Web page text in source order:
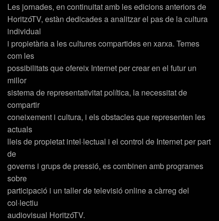
Les jornades, en continuitat amb les edicions anteriors de
HoritzóTV, estàn dedicades a analitzar el pas de la cultura
individual
i propietària a les cultures compartides en xarxa. Temes
com les
possibilitats que ofereix Internet per crear en el futur un
millor
sistema de representativitat política, la necessitat de
compartir
coneixement i cultura, i els obstacles que representen les
actuals
lleis de propietat intel·lectual i el control de Internet per part
de
governs i grups de pressió, es combinen amb programes
sobre
participació i un taller de televisió online a càrreg del
col·lectiu
audiovisual HoritzóTV.